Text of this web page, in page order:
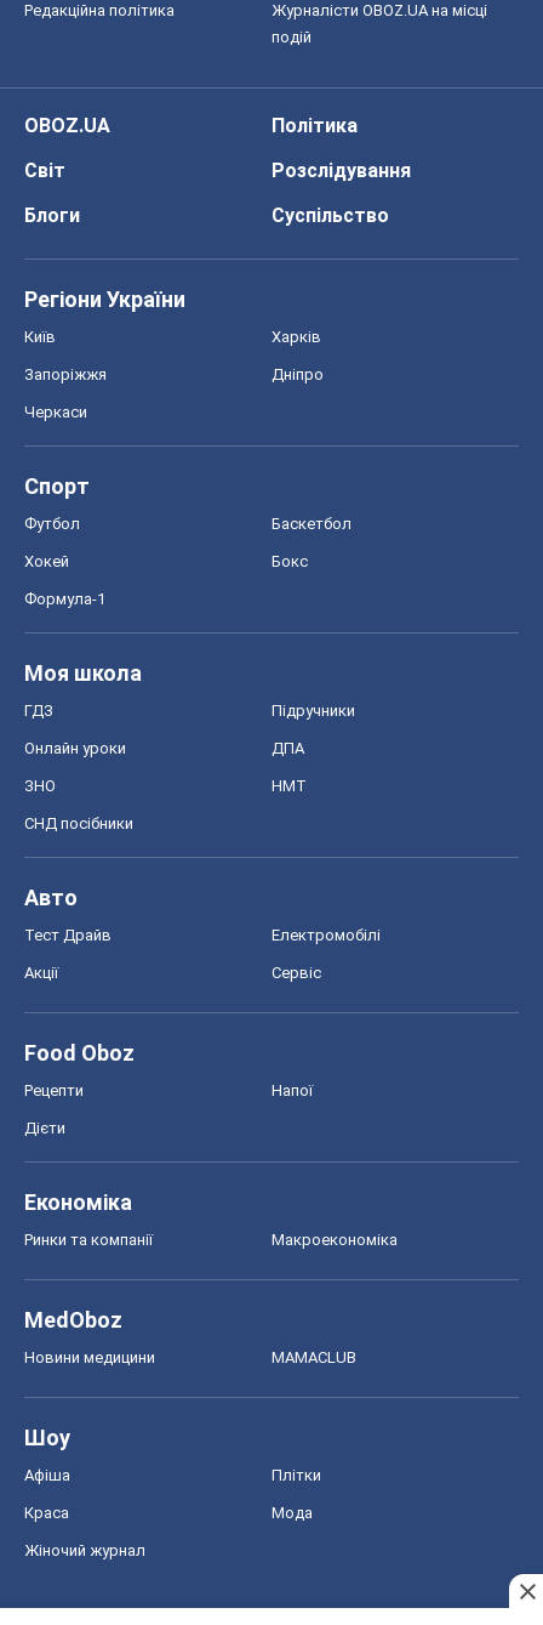
Редакційна політика
Журналісти OBOZ.UA на місці
подій
OBOZ.UA
Політика
Світ
Розслідування
Блоги
Суспільство
Регіони України
Київ Харків
Запоріжжя Дніпро
Черкаси
Спорт
Футбол Баскетбол
Хокей Бокс
Формула-1
Моя школа
ГДЗ Підручники
Онлайн уроки ДПА
ЗНО НМТ
СНД посібники
Авто
Тест Драйв Електромобілі
Акції Сервіс
Food Oboz
Рецепти Напої
Дієти
Економіка
Ринки та компанії Макроекономіка
MedOboz
Новини медицини MAMACLUB
Шоу
Афіша Плітки
Краса Мода
Жіночий журнал